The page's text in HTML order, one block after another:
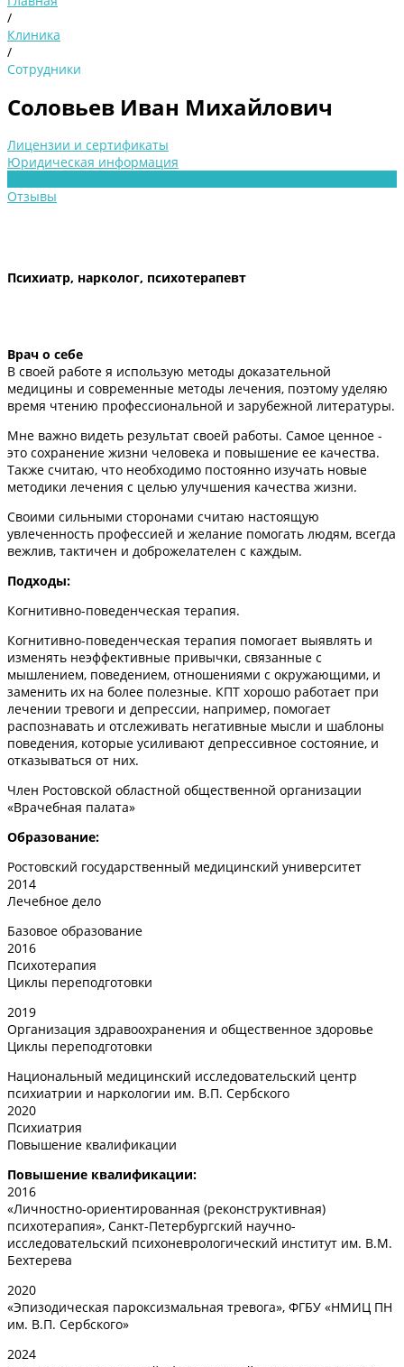
/
Клиника
/
Сотрудники
Соловьев Иван Михайлович
Лицензии и сертификаты
Юридическая информация
Отзывы
Психиатр, нарколог, психотерапевт
Врач о себе
В своей работе я использую методы доказательной
медицины и современные методы лечения, поэтому уделяю
время чтению профессиональной и зарубежной литературы.
Мне важно видеть результат своей работы. Самое ценное -
это сохранение жизни человека и повышение ее качества.
Также считаю, что необходимо постоянно изучать новые
методики лечения с целью улучшения качества жизни.
Своими сильными сторонами считаю настоящую
увлеченность профессией и желание помогать людям, всегда
вежлив, тактичен и доброжелателен с каждым.
Подходы:
Когнитивно-поведенческая терапия.
Когнитивно-поведенческая терапия помогает выявлять и
изменять неэффективные привычки, связанные с
мышлением, поведением, отношениями с окружающими, и
заменить их на более полезные. КПТ хорошо работает при
лечении тревоги и депрессии, например, помогает
распознавать и отслеживать негативные мысли и шаблоны
поведения, которые усиливают депрессивное состояние, и
отказываться от них.
Член Ростовской областной общественной организации
«Врачебная палата»
Образование:
Ростовский государственный медицинский университет
2014
Лечебное дело
Базовое образование
2016
Психотерапия
Циклы переподготовки
2019
Организация здравоохранения и общественное здоровье
Циклы переподготовки
Национальный медицинский исследовательский центр
психиатрии и наркологии им. В.П. Сербского
2020
Психиатрия
Повышение квалификации
Повышение квалификации:
2016
«Личностно-ориентированная (реконструктивная)
психотерапия», Санкт-Петербургский научно-
исследовательский психоневрологический институт им. В.М.
Бехтерева
2020
«Эпизодическая пароксизмальная тревога», ФГБУ «НМИЦ ПН
им. В.П. Сербского»
2024